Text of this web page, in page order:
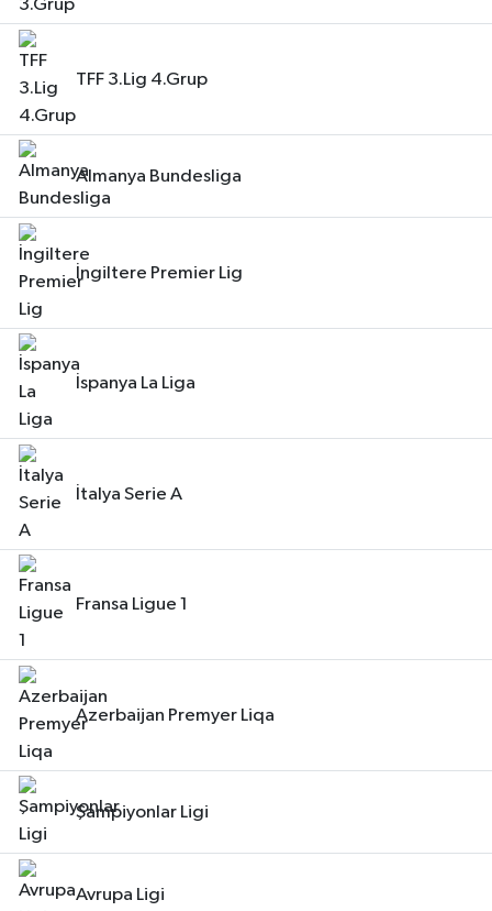
TFF 3.Lig 4.Grup
Almanya Bundesliga
İngiltere Premier Lig
İspanya La Liga
İtalya Serie A
Fransa Ligue 1
Azerbaijan Premyer Liqa
Şampiyonlar Ligi
Avrupa Ligi